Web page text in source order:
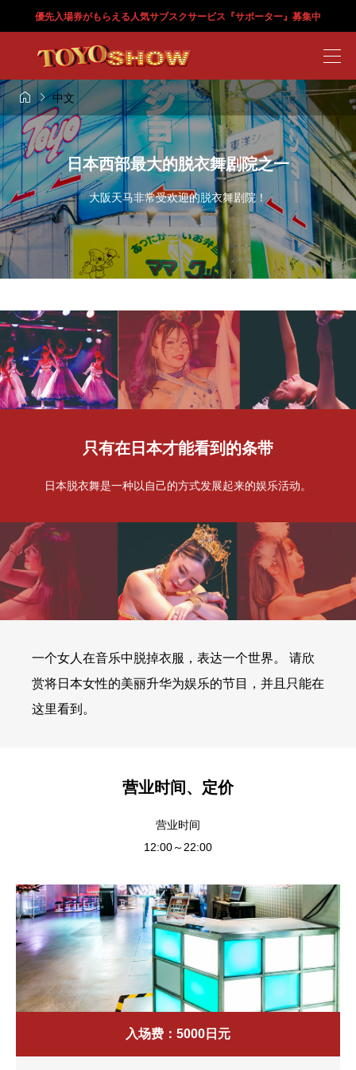
優先入場券がもらえる人気サブスクサービス『サポーター』募集中
中文
日本西部最大的脱衣舞剧院之一
大阪天马非常受欢迎的脱衣舞剧院！
只有在日本才能看到的条带
日本脱衣舞是一种以自己的方式发展起来的娱乐活动。
一个女人在音乐中脱掉衣服，表达一个世界。 请欣
赏将日本女性的美丽升华为娱乐的节目，并且只能在
这里看到。
营业时间、定价
营业时间
12:00～22:00
入场费：5000日元